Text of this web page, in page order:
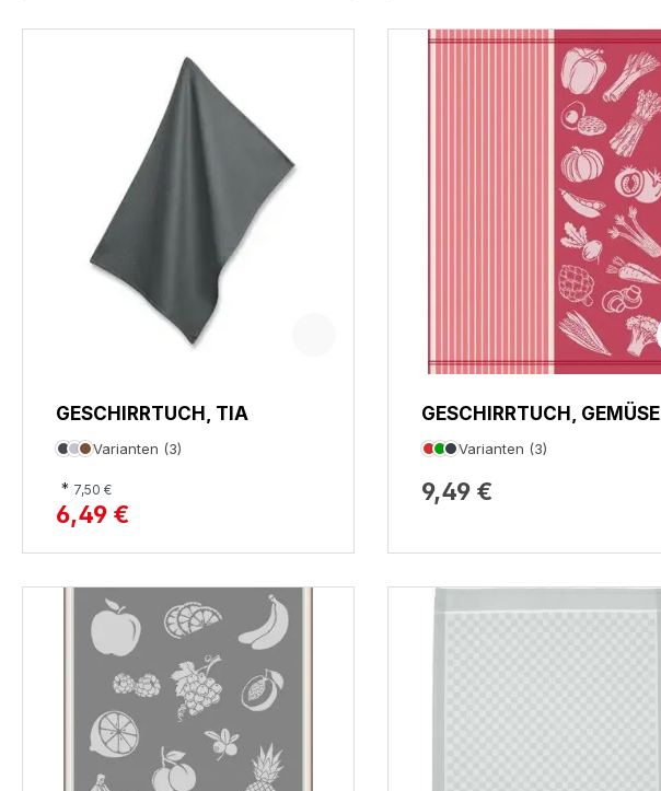
GESCHIRRTUCH, TIA
Varianten (3)
* 7,50 €
6,49 €
GESCHIRRTUCH, GEMÜSE
AM STREIFEN
Varianten (3)
9,49 €